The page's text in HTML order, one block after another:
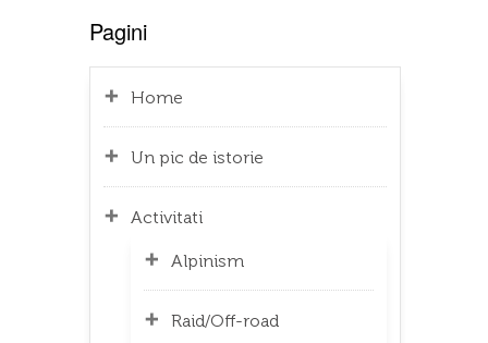
Pagini
Home
Un pic de istorie
Activitati
Alpinism
Raid/Off-road